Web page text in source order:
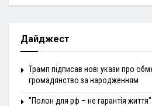
Дайджест
Трамп підписав нові укази про
громадянство за народженням
"Полон для рф – не гарантія